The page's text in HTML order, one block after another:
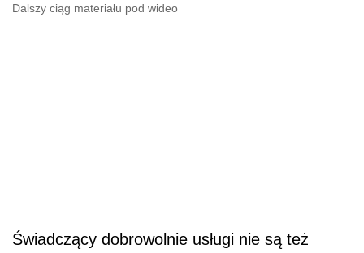
Dalszy ciąg materiału pod wideo
Świadczący dobrowolnie usługi nie są też